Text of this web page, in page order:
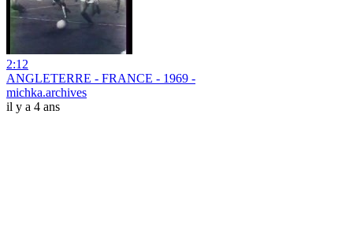
2:12
ANGLETERRE - FRANCE - 1969 -
michka.archives
il y a 4 ans